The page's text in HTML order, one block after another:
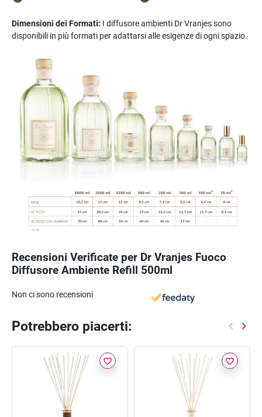
Dimensioni dei Formati: I diffusore ambienti Dr Vranjes sono
disponibili in più formati per adattarsi alle esigenze di ogni spazio.
Recensioni Verificate per Dr Vranjes Fuoco
Diffusore Ambiente Refill 500ml
Non ci sono recensioni
Potrebbero piacerti:
favorite_border favorite_border